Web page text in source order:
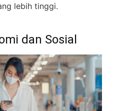
lebih tinggi.
dan Sosial